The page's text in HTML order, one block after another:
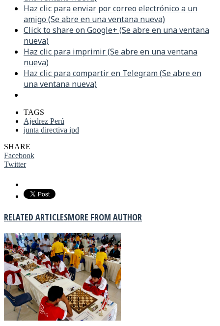
Haz clic para enviar por correo electrónico a un
amigo (Se abre en una ventana nueva)
Click to share on Google+ (Se abre en una ventana
nueva)
Haz clic para imprimir (Se abre en una ventana
nueva)
Haz clic para compartir en Telegram (Se abre en
una ventana nueva)
TAGS
Ajedrez Perú
junta directiva ipd
SHARE
Facebook
Twitter
RELATED ARTICLESMORE FROM AUTHOR